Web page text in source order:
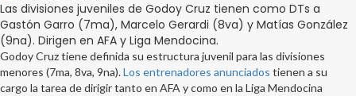
Las divisiones juveniles de Godoy Cruz tienen como DTs a
Gastón Garro (7ma), Marcelo Gerardi (8va) y Matías González
(9na). Dirigen en AFA y Liga Mendocina.
Godoy Cruz tiene definida su estructura juvenil para las divisiones
menores (7ma, 8va, 9na).Los entrenadores anunciados tienen a su
cargo la tarea de dirigir tanto en AFA y como en la Liga Mendocina